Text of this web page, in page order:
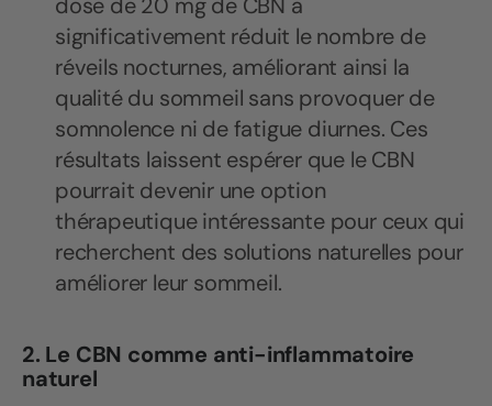
significativement réduit le nombre de
réveils nocturnes, améliorant ainsi la
qualité du sommeil sans provoquer de
somnolence ni de fatigue diurnes. Ces
résultats laissent espérer que le CBN
pourrait devenir une option
thérapeutique intéressante pour ceux qui
recherchent des solutions naturelles pour
améliorer leur sommeil.
2. Le CBN comme anti-inflammatoire
naturel